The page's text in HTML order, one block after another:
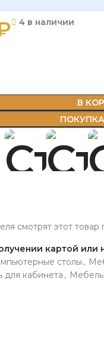
4 в наличии
В
ПОКУПКА
смотрят этот товар
картой или
столы ,
для кабинета ,